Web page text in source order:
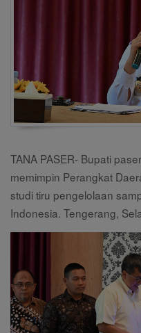
TANA PASER- Bupati
memimpin Perangkat
studi tiru pengelolaan
Indonesia. Tengerang,